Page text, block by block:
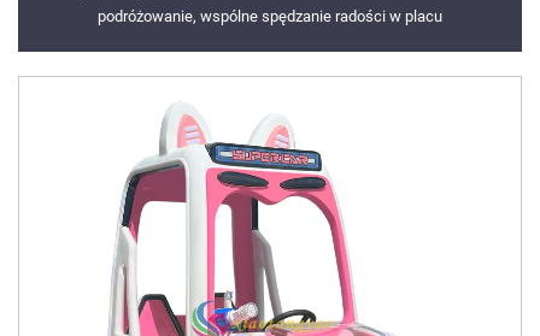
podróżowanie, wspólne spędzanie radości w placu